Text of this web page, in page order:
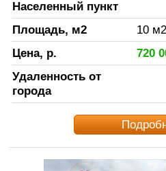
Населенный пункт
Площадь, м2
10 м2
Цена, р.
720
Удаленность от
города